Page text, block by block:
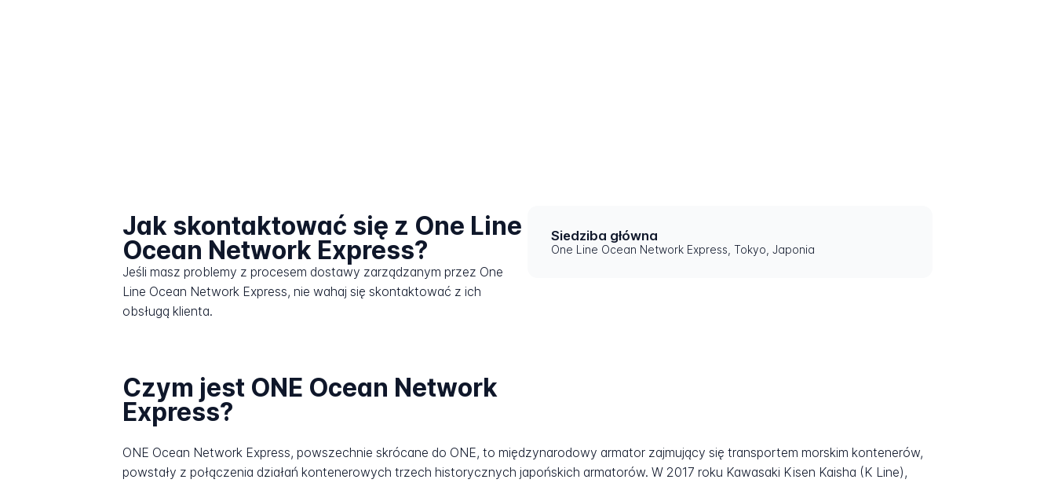
Jak skontaktować się z One Line
Ocean Network Express?
Jeśli masz problemy z procesem dostawy zarządzanym przez One
Line Ocean Network Express, nie wahaj się skontaktować z ich
obsługą klienta.
Siedziba główna
One Line Ocean Network Express, Tokyo, Japonia
Czym jest ONE Ocean Network
Express?
ONE Ocean Network Express, powszechnie skrócane do ONE, to międzynarodowy armator zajmujący się transportem morskim kontenerów,
powstały z połączenia działań kontenerowych trzech historycznych japońskich armatorów. W 2017 roku Kawasaki Kisen Kaisha (K Line),